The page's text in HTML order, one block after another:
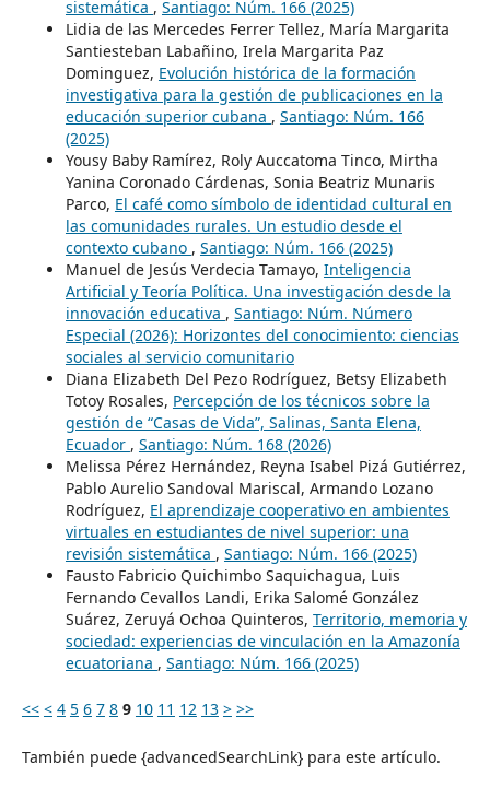
sistemática , Santiago: Núm. 166 (2025)
Lidia de las Mercedes Ferrer Tellez, María Margarita
Santiesteban Labañino, Irela Margarita Paz
Dominguez, Evolución histórica de la formación
investigativa para la gestión de publicaciones en la
educación superior cubana , Santiago: Núm. 166
(2025)
Yousy Baby Ramírez, Roly Auccatoma Tinco, Mirtha
Yanina Coronado Cárdenas, Sonia Beatriz Munaris
Parco, El café como símbolo de identidad cultural en
las comunidades rurales. Un estudio desde el
contexto cubano , Santiago: Núm. 166 (2025)
Manuel de Jesús Verdecia Tamayo, Inteligencia
Artificial y Teoría Política. Una investigación desde la
innovación educativa , Santiago: Núm. Número
Especial (2026): Horizontes del conocimiento: ciencias
sociales al servicio comunitario
Diana Elizabeth Del Pezo Rodríguez, Betsy Elizabeth
Totoy Rosales, Percepción de los técnicos sobre la
gestión de “Casas de Vida”, Salinas, Santa Elena,
Ecuador , Santiago: Núm. 168 (2026)
Melissa Pérez Hernández, Reyna Isabel Pizá Gutiérrez,
Pablo Aurelio Sandoval Mariscal, Armando Lozano
Rodríguez, El aprendizaje cooperativo en ambientes
virtuales en estudiantes de nivel superior: una
revisión sistemática , Santiago: Núm. 166 (2025)
Fausto Fabricio Quichimbo Saquichagua, Luis
Fernando Cevallos Landi, Erika Salomé González
Suárez, Zeruyá Ochoa Quinteros, Territorio, memoria y
sociedad: experiencias de vinculación en la Amazonía
ecuatoriana , Santiago: Núm. 166 (2025)
<< < 4 5 6 7 8 9 10 11 12 13 > >>
También puede {advancedSearchLink} para este artículo.